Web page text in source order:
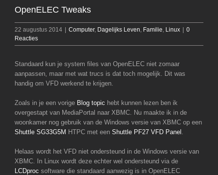
OpenELEC Tweaks
22 augustus 2014 | Computer, Dagelijks Leven, Familie, Linux | 0
Reacties
Standaard kun je system files van OpenELEC niet zomaar
aanpassen, maar met wat trucs is dat toch mogelijk. Dit was
handig om VFD werkend te krijgen.
Zoals in je een vorige Blog topic hebt kunnen lezen ben ik
overgestapt van MediaPortal naar XBMC. Nu maakte ik in de
woonkamer nog gebruik van de Windows versie van XBMC op een
Shuttle SG33G5M HTPC met een Shuttle PF27 VFD Panel
Helaas wordt het VFD niet ondersteund in de Windows versie van
XBMC. In Linux wordt deze echter wel ondersteund via de
LCDproc software die standaard aanwezig is in OpenELEC